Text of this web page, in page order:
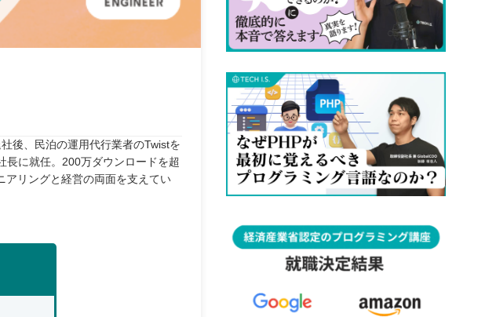
後、民泊の運用代行業者のTwistを
に就任。200万ダウンロードを超
アリングと経営の両面を支えてい